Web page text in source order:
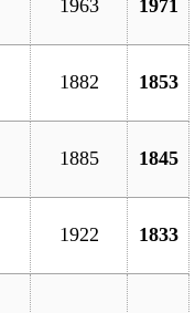
1963 1971
1882 1853
1885 1845
1922 1833